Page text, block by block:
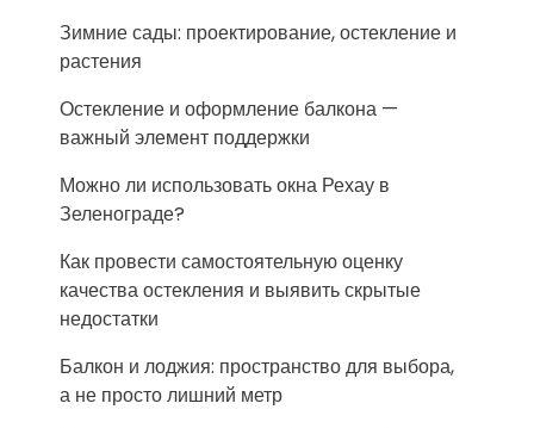
Зимние сады: проектирование, остекление и
растения
Остекление и оформление балкона —
важный элемент поддержки
Можно ли использовать окна Рехау в
Зеленограде?
Как провести самостоятельную оценку
качества остекления и выявить скрытые
недостатки
Балкон и лоджия: пространство для выбора,
а не просто лишний метр